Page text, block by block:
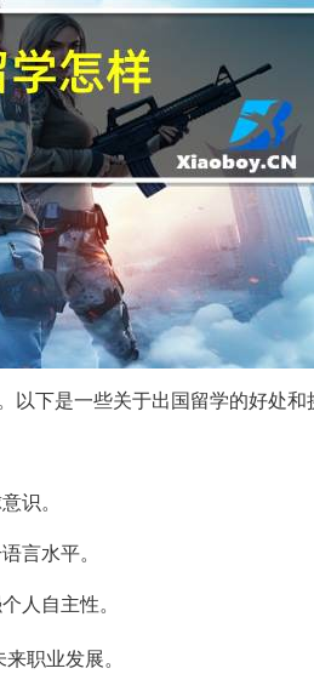
下是一些关于出国留学的好处和
识。
言水平。
人自主性。
职业发展。